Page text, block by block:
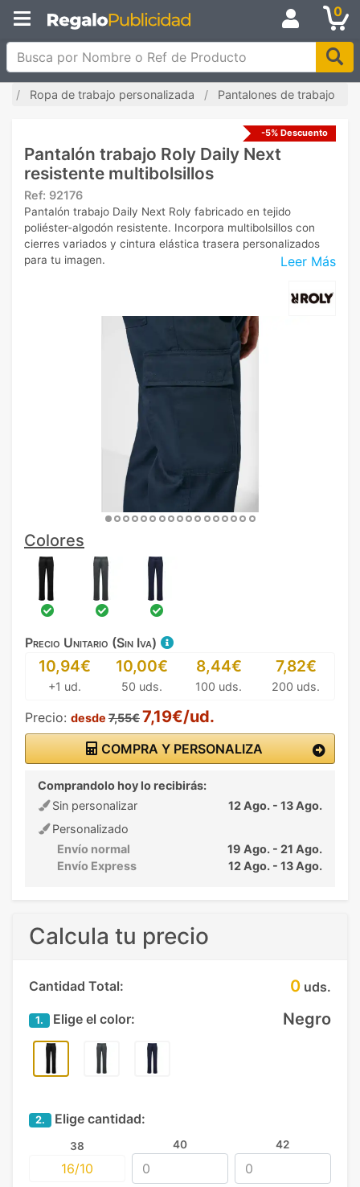
0
Busca por Nombre o Ref de Producto
Ropa de trabajo personalizada Pantalones de trabajo
-5% Descuento
Pantalón trabajo Roly Daily Next
resistente multibolsillos
Ref: 92176
Leer Más
Pantalón trabajo Daily Next Roly fabricado en tejido
poliéster-algodón resistente. Incorpora multibolsillos con
cierres variados y cintura elástica trasera personalizados
para tu imagen.
Colores
Precio Unitario (Sin Iva)
10,94€
+1 ud.
10,00€
50 uds.
8,44€
100 uds.
7,82€
200 uds.
Precio: desde 7,55€7,19€/ud.
COMPRA Y PERSONALIZA
Comprandolo hoy lo recibirás:
Sin personalizar
12 Ago. - 13 Ago.
Personalizado
Envío normal
19 Ago. - 21 Ago.
Envío Express
12 Ago. - 13 Ago.
Calcula tu precio
Cantidad Total: 0 uds.
1. Elige el color: Negro
2. Elige cantidad:
38
16/10
40 42